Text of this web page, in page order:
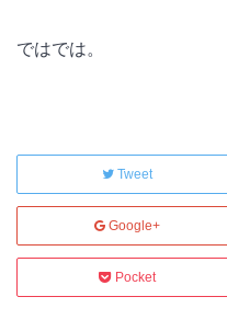
ではでは。
Tweet
Google+
Pocket